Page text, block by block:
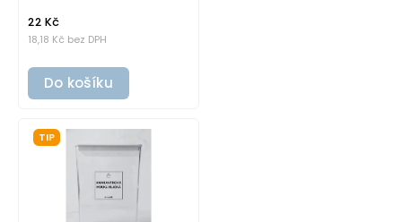
18,18 Kč bez DPH
22 Kč
Do košíku
TIP